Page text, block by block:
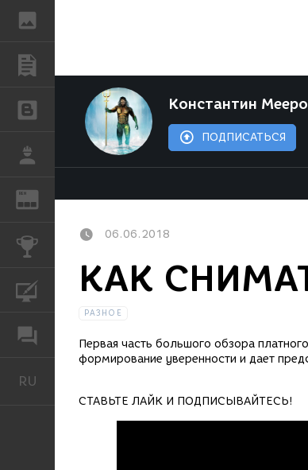
БЛОГИ
REN ЖУРНАЛ
КОНКУРСЫ
КУРСЫ
RU
Константин
ПОДПИСАТЬСЯ
06.06.2018
КАК
РАЗНОЕ
Первая часть большого обзора
формирование уверенности и дает
СТАВЬТЕ ЛАЙК И ПОДПИСЫВАЙТЕСЬ!